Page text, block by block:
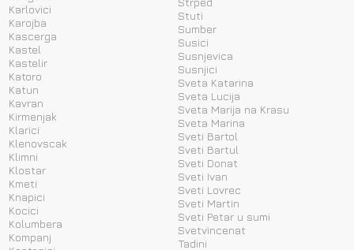
Karlovici
Karojba
Kascerga
Kastel
Kastelir
Katoro
Katun
Kavran
Kirmenjak
Klarici
Klenovscak
Klimni
Klostar
Kmeti
Knapici
Kocici
Kolumbera
Kompanj
Stuti
Sumber
Susici
Susnjevica
Susnjici
Sveta Katarina
Sveta Lucija
Sveta Marija na Krasu
Sveta Marina
Sveti Bartol
Sveti Bartul
Sveti Donat
Sveti Ivan
Sveti Lovrec
Sveti Martin
Sveti Petar u sumi
Svetvincenat
Tadini